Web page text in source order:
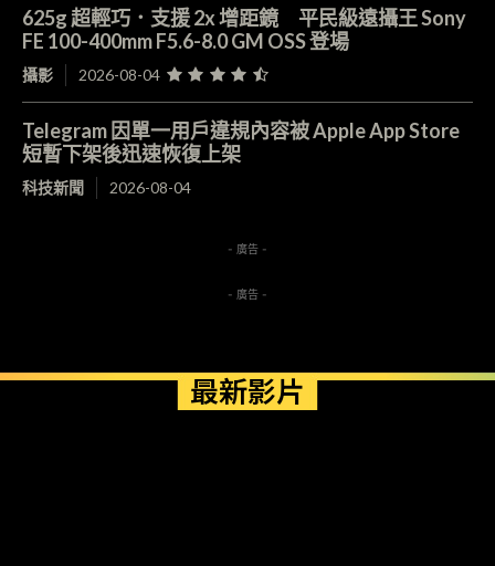
625g 超輕巧．支援 2x 增距鏡 平民級遠攝王 Sony
FE 100-400mm F5.6-8.0 GM OSS 登場
攝影 2026-08-04
Telegram 因單一用戶違規內容被 Apple App Store
短暫下架後迅速恢復上架
科技新聞 2026-08-04
- 廣告 -
- 廣告 -
最新影片